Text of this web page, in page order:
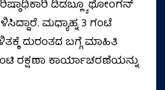
ಡಿಡಬ್ಲ್ಯೂ ಥೋಂಗನ್
ಮಧ್ಯಾಹ್ನ 3 ಗಂಟೆ
ದುರಂತದ ಬಗ್ಗೆ ಮಾಹಿತಿ
ಜಂಟಿ ರಕ್ಷಣಾ ಕಾರ್ಯಾಚರಣೆಯನ್ನು